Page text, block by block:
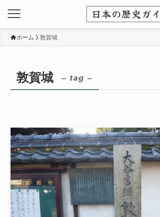
ホーム 敦賀城
敦賀城 – tag –